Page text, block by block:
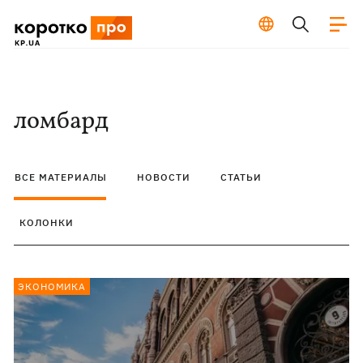
ломбард
ВСЕ МАТЕРИАЛЫ НОВОСТИ СТАТЬИ
КОЛОНКИ
ЭКОНОМИКА